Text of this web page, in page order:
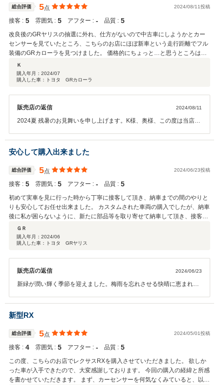
リと積まれていますが、これからは「GRカローラ」でドンドン新しい
思い出を増やしていって欲しいと思います。素敵な奥様、可愛いお嬢
様、そして何よりパパ&息子の父子鷹、家族の人数分に思い出も多彩
となり、ご家族の皆様が楽しい時間を過ごせると思います。とりわけ
ご主人パパには、日常の喧騒から抜け出せるエキサイティングなドラ
イブを満喫して頂けると思います。そして夫婦お揃いのデートシーン
にGRカローラをお迎え頂きましてとっても嬉しいです！ありがとうご
ざいました。S家族の思い出シーンの片隅に、当店JPS（八王子のクル
2024初秋、S家の皆様と束の間では御座いましたが幸せな時間をご一
緒させて頂きまして、本当にありがとうございました。また再会でき
総合評価 5点 2024/08/11投稿
接客 : 5 雰囲気 : 5 アフター : ‐ 品質 : 5
改良後のGRヤリスの抽選に外れ、仕方がないので中古車にしようかとカー
センサーを見ていたところ、こちらのお店にほぼ新車という走行距離でフル
装備のGRカローラを見つけました。 価格的にちょっと…と思うところはあ
りましたが、実際に車を見に伺った際に対応して頂いた店長の遠藤さんの人
柄もあり、無事奥さんの同意も取れたので購入させて頂きました。 納車まで
のやり取りも丁寧に対応して頂き、とても満足しています。 ありがとうござ
Ｋ
購入年月： 2024/07
購入した車：トヨタ GRカローラ
販売店の返信 2024/08/11
2024夏 残暑のお見舞いを申し上げます。K様、奥様、この度は当店よ
した。自動車関連に従事する者として敬意を抱かずにいられない、日
本が世界に誇る自動車関連部品メーカーにて、長年海外勤務でご活躍
されてこられたK様です。母国日本の道でご愛用をいただく愛車を当
店から選んで頂けたことを僕たちは名誉に感じております。またこの
機会では、ご主人様の背中を押してくださって、当店の力強い後方支
援のお役目を果たしてくださった、明るくて朗らかで優しい奥様に改
めて感謝です！本当にありがとうございました。2024年過ぎ去る夏に
寂しさはあっても、当店の今年の夏は、Kご夫妻との一期一会、鴛鴦
夫婦と良縁を育めた素敵な夏の思い出が作れました。K様と奥様に
気持ちの良いドライブをお楽しみいただきながら、当店との出会いを
良い記憶として残していただければ幸甚で御座います。Kご夫妻とは
に仲の良いご夫妻のお姿で、和やかな歓談のひと時をご一緒させてい
ただければ幸せです。文字数に限りがございますので、Kご夫妻への
元気で！また楽しい時間をご一緒させてください。Kご夫妻の素晴ら
しきカーライフを祈念しながら... JPS遠藤より
安心して購入出来ました
総合評価 5点 2024/06/23投稿
接客 : 5 雰囲気 : 5 アフター : ‐ 品質 : 5
初めて実車を見に行った時から丁寧に接客して頂き、納車までの間のやりと
りも安心してお任せ出来ました。 カスタムされた車両の購入でしたが、納車
後に私が困らないように、新たに部品等を取り寄せて納車して頂き、接客や
対応に非常に感銘を受けました。
ＧＲ
購入年月： 2024/06
購入した車：トヨタ GRヤリス
販売店の返信 2024/06/23
新緑が潤い輝く季節を迎えました。梅雨を忘れさせる快晴に恵まれ
しい愛車のご納車おめでとうございます。そしてその様な素晴らしい
機会を当店にお任せ頂きまして本当にありがとうございました。当店
RZハイパフォーマンス.Morizoセレクション』その独特な世界観を醸
したオーラに、来店されるお客様方も憧憬を向けていました。当展示
場を華やかに彩った特別な1台と私たちはお別れですが、A様の大切な
新しい愛車にお納めできたことを心から嬉しく思っております。きっ
とA様のいつもの道を走らせれば多くの羨望を独占して、A様は最高の
ドライブタイムをお楽しみ頂けるものと確信しております。メイドイ
新型RX
総合評価 5点 2024/05/01投稿
接客 : 4 雰囲気 : 5 アフター : ‐ 品質 : 5
この度、こちらのお店でレクサスRXを購入させていただきました。 欲しか
った車が入手できたので、大変感謝しております。 今回の購入の経緯と所感
を書かせていただきます。 まず、カーセンサーを何気なくみていると、以前